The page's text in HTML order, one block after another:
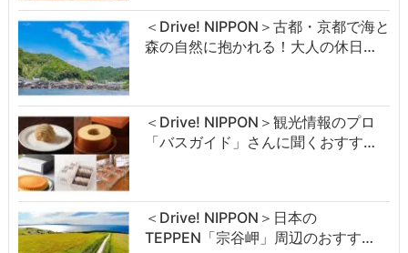
＜Drive! NIPPON＞古都・京都で海と
森の自然に抱かれる！大人の休日…
＜Drive! NIPPON＞観光情報のプロ
「バスガイド」さんに聞くおすす…
＜Drive! NIPPON＞日本の
TEPPEN「宗谷岬」周辺のおすす…